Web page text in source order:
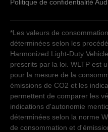
Politique de confidentialité
*Les valeurs de
déterminées selon les
Harmonized Light-Duty
prescrits par la loi. WLTP est
pour la mesure de la
émissions de CO2 et les
permettent de comparer les
indications d'autonomie
déterminées selon la norme
de consommation et